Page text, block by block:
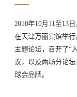
2010年10月11至13
在天津万丽宾馆举
主题论坛，召开了“
议，以及两场分论
球会品牌。